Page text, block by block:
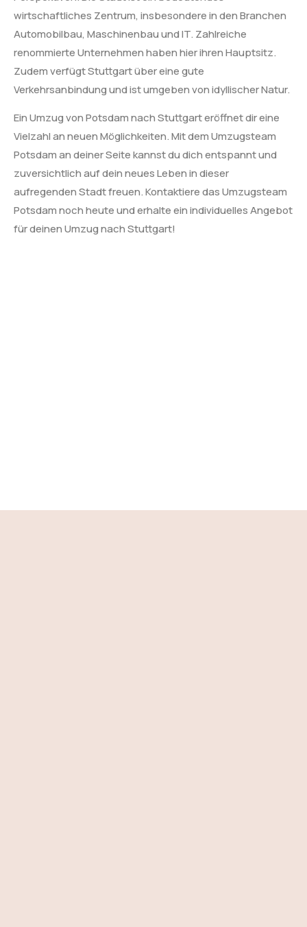
wirtschaftliches Zentrum, insbesondere in den Branchen
Automobilbau, Maschinenbau und IT. Zahlreiche
renommierte Unternehmen haben hier ihren Hauptsitz.
Zudem verfügt Stuttgart über eine gute
Verkehrsanbindung und ist umgeben von idyllischer Natur.
Ein Umzug von Potsdam nach Stuttgart eröffnet dir eine
Vielzahl an neuen Möglichkeiten. Mit dem Umzugsteam
Potsdam an deiner Seite kannst du dich entspannt und
zuversichtlich auf dein neues Leben in dieser
aufregenden Stadt freuen. Kontaktiere das Umzugsteam
Potsdam noch heute und erhalte ein individuelles Angebot
für deinen Umzug nach Stuttgart!